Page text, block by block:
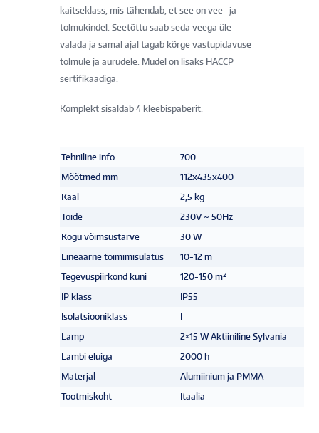
kaitseklass, mis tähendab, et see on vee- ja
tolmukindel. Seetõttu saab seda veega üle
valada ja samal ajal tagab kõrge vastupidavuse
tolmule ja aurudele. Mudel on lisaks HACCP
sertifikaadiga.
Komplekt sisaldab 4 kleebispaberit.
Tehniline info
700
Mõõtmed mm
112x435x400
Kaal
2,5 kg
Toide
230V ~ 50Hz
Kogu võimsustarve
30 W
Lineaarne toimimisulatus
10-12 m
Tegevuspiirkond kuni
120-150 m²
IP klass
IP55
Isolatsiooniklass
I
Lamp
2×15 W Aktiiniline Sylvania
Lambi eluiga
2000 h
Materjal
Alumiinium ja PMMA
Tootmiskoht
Itaalia